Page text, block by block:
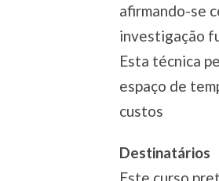
afirmando-se
investigação
Esta técnica
espaço de
custos
Destinatários
Este curso